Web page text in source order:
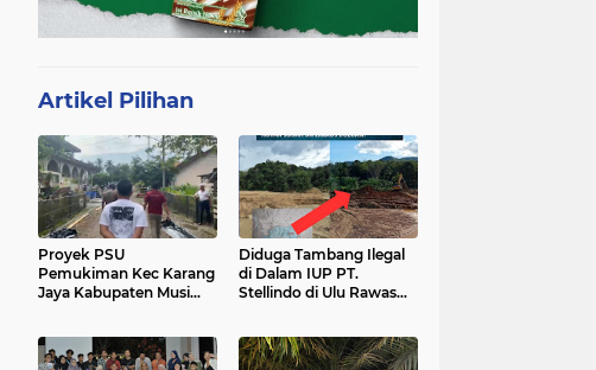
Artikel Pilihan
Proyek PSU
Pemukiman Kec Karang
Jaya Kabupaten Musi
Diduga Tambang Ilegal
di Dalam IUP PT.
Stellindo di Ulu Rawas